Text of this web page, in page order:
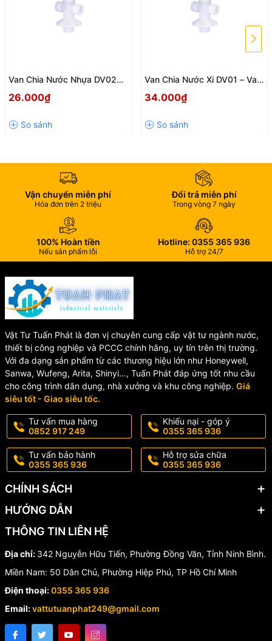
📋 Thông số kỹ thuật Cụm
Thông số
Giá trị
Tên sản
Cụm xả một cấp FV01
Mã sản
Độ bền
200.000 lần
Chiều cao 260 mm (điều chỉnh theo
yêu cầu)
Nhựa ABS, POM, PP chịu
nhiệt
hiệu
CHA - Hùng Anh
🏆 Chất liệu cao cấp – Hoạt
động bền bỉ
FV01 được sản xuất từ sự kết hợp của các loại nhựa kỹ thuật chất
lượng cao:
✔️ABS: Chịu va đập tốt, độ cứng cao.
✔️POM: Chống mài mòn, hoạt động ổn định lâu dài.
✔️PP chịu nhiệt: Kháng hóa chất và chịu nhiệt hiệu quả.
Nhờ đó sản phẩm có tuổi thọ cao, hạn chế tình trạng rò rỉ hay hư
hỏng trong quá trình sử dụng.
🔧 Ứng dụng của Cụm Xả
FV01
🏠 Nhà ở dân dụng
🏢 Chung cư, văn phòng
🏨 Khách sạn, nhà nghỉ
Van Chia Nước Nhựa DV02
Chia 2 Đường Nước Tiện Lợi
26.000₫
Van Chia Nước Xi DV01 – Van
Lợi Cho Bồn Cầu Và Vòi Xịt
34.000₫
Vận chuyển miễn phí
Hóa đơn trên 2 triệu
Đổi trả miễn phí
Trong vòng 7 ngày
100% Hoàn tiền
Nếu sản phẩm lỗi
Hotline: 0355 365 936
Hỗ trợ 24/7
Vật Tư Tuấn Phát là đơn vị chuyên cung cấp vật tư ngành nước,
thiết bị công nghiệp và PCCC chính hãng, uy tín trên thị trường.
Với đa dạng sản phẩm từ các thương hiệu lớn như Honeywell,
Sanwa, Wufeng, Arita, Shinyi…, Tuấn Phát đáp ứng tốt nhu cầu
cho công trình dân dụng, nhà xưởng và khu công nghiệp. Giá
siêu tốt - Giao siêu tốc.
Tư vấn mua hàng
0852 917 249
Khiếu nại - góp ý
0355 365 936
Tư vấn bảo hành
0355 365 936
Hỗ trợ sửa chữa
0355 365 936
CHÍNH SÁCH
HƯỚNG DẪN
THÔNG TIN LIÊN HỆ
Địa chỉ: 342 Nguyễn Hữu Tiến, Phường Đồng Văn, Tỉnh Ninh Bình.
Miền Nam: 50 Dân Chủ, Phường Hiệp Phú, TP Hồ Chí Minh
Điện thoại:0355 365 936
Email:vattutuanphat249@gmail.com